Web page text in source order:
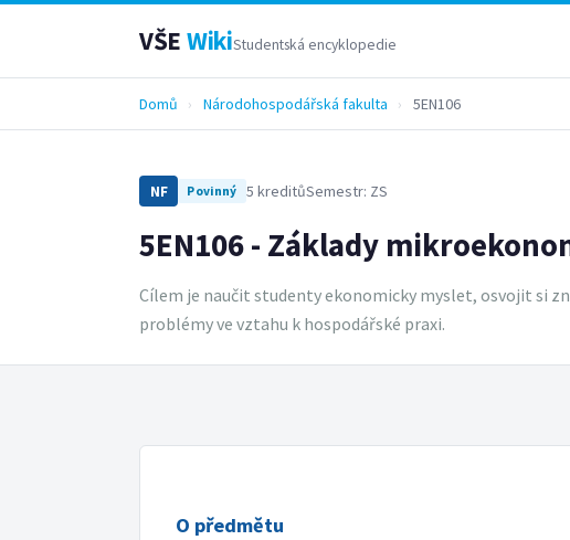
VŠE WikiStudentská encyklopedie
Domů › Národohospodářská fakulta › 5EN106
NF Povinný 5 kreditůSemestr: ZS
5EN106 - Základy
Cílem je naučit studenty ekonomicky myslet, osvojit si
problémy ve vztahu k hospodářské praxi.
O předmětu